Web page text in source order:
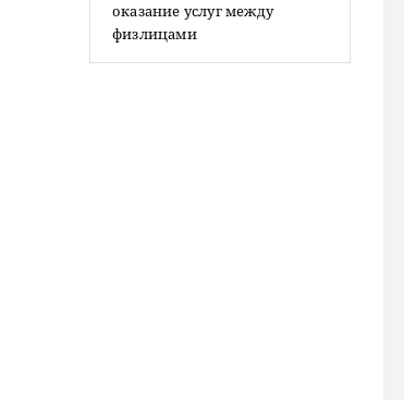
оказание услуг между
физлицами